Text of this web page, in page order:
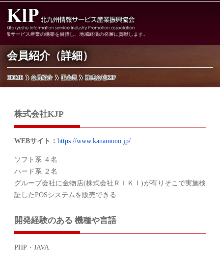
報サービス産業の構築を目指し、地域経済の発展に貢献します。
会員紹介（詳細）
HOME 会員紹介 正会員 株式会社KJP
株式会社KJP
WEBサイト： https://www.kanamono.jp/
ソフト系 ４名
ハード系 ２名
グループ会社に金物店(株式会社ＲＩＫＩ)が有りそこで実施検
証したPOSシステムを販売できる
開発経験のある 機種や言語
PHP・JAVA